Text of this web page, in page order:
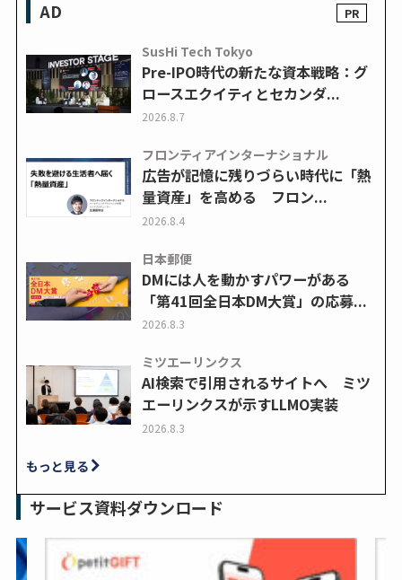
AD
SusHi Tech Tokyo
Pre-IPO時代の新たな資本戦略：グ
ロースエクイティとセカンダ...
2026.8.7
フロンティアインターナショナル
広告が記憶に残りづらい時代に「熱
量資産」を高める フロン...
2026.8.4
日本郵便
DMには人を動かすパワーがある
「第41回全日本DM大賞」の応募...
2026.8.3
ミツエーリンクス
AI検索で引用されるサイトへ ミツ
エーリンクスが示すLLMO実装
2026.8.3
もっと見る
サービス資料ダウンロード